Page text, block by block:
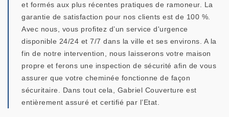
et formés aux plus récentes pratiques de ramoneur. La
garantie de satisfaction pour nos clients est de 100 %.
Avec nous, vous profitez d’un service d'urgence
disponible 24/24 et 7/7 dans la ville et ses environs. A la
fin de notre intervention, nous laisserons votre maison
propre et ferons une inspection de sécurité afin de vous
assurer que votre cheminée fonctionne de façon
sécuritaire. Dans tout cela, Gabriel Couverture est
entièrement assuré et certifié par l’Etat.